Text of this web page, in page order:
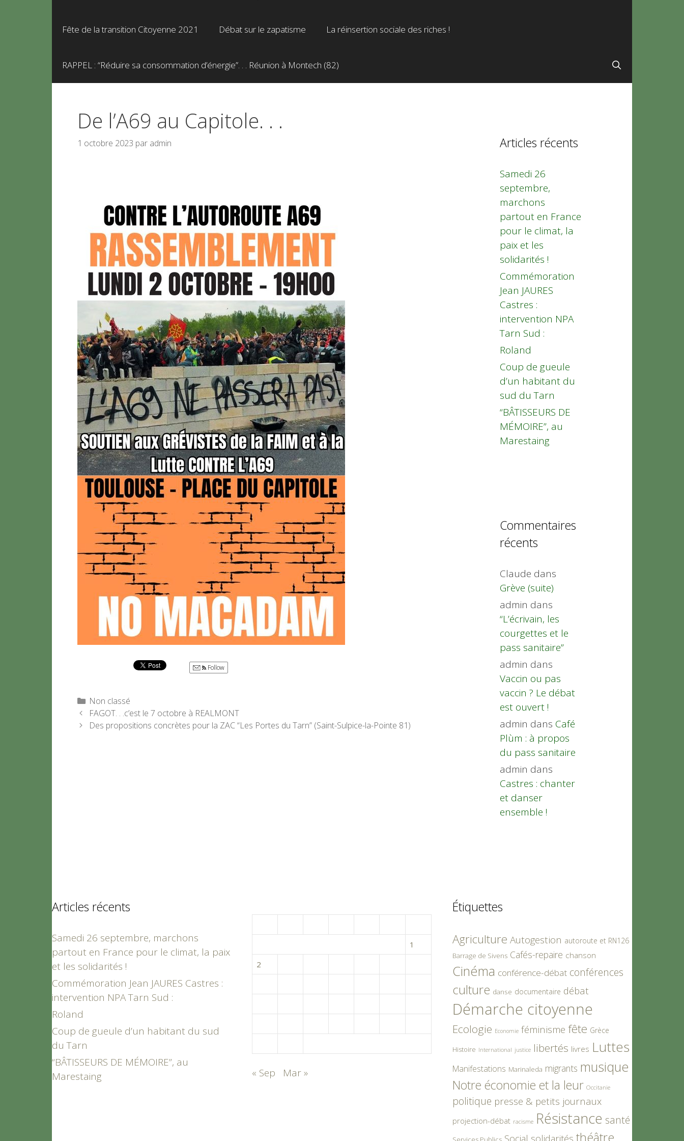
Fête de la transition Citoyenne 2021 Débat sur le zapatisme La réinsertion sociale des riches !
RAPPEL : “Réduire sa consommation d’énergie”. . . Réunion à Montech (82)
De l’A69 au Capitole. . .
1 octobre 2023 par admin
Follow
Catégories
Non classé
FAGOT. . .c’est le 7 octobre à REALMONT
Des propositions concrètes pour la ZAC “Les Portes du Tarn” (Saint-Sulpice-la-Pointe 81)
Articles récents
Samedi 26
septembre,
marchons
partout en France
pour le climat, la
paix et les
solidarités !
Commémoration
Jean JAURES
Castres :
intervention NPA
Tarn Sud :
Roland
Coup de gueule
d’un habitant du
sud du Tarn
“BÂTISSEURS DE
MÉMOIRE”, au
Marestaing
Commentaires
récents
Claude dans
Grève (suite)
admin dans
“L’écrivain, les
courgettes et le
pass sanitaire”
admin dans
Vaccin ou pas
vaccin ? Le débat
est ouvert !
admin dans Café
Plùm : à propos
du pass sanitaire
admin dans
Castres : chanter
et danser
ensemble !
Articles récents
Samedi 26 septembre, marchons
partout en France pour le climat, la paix
et les solidarités !
Commémoration Jean JAURES Castres :
intervention NPA Tarn Sud :
Roland
Coup de gueule d’un habitant du sud
du Tarn
“BÂTISSEURS DE MÉMOIRE”, au
Marestaing
1
2
« Sep Mar »
Étiquettes
Agriculture Autogestion autoroute et RN126
Barrage de Sivens Cafés-repaire chanson
Cinéma conférence-débat conférences
culture danse documentaire débat
Démarche citoyenne
Ecologie Economie féminisme fête Grèce
Histoire International justice libertés livres Luttes
Manifestations Marinaleda migrants musique
Notre économie et la leur Occitanie
politique presse & petits journaux
projection-débat racisme Résistance santé
Social solidarités théâtre